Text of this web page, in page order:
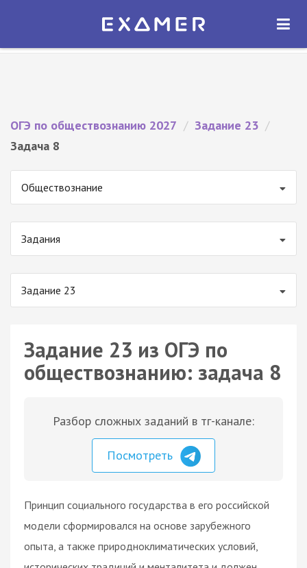
Экзамер — ЕГЭ 2027
ОТКРЫТЬ
ОГЭ по обществознанию 2027 / Задание 23 /
Задача 8
Обществознание
Задания
Задание 23
Задание 23 из ОГЭ по
обществознанию: задача 8
Разбор сложных заданий в тг-канале:
Посмотреть
Принцип социального государства в его российской
модели сформировался на основе зарубежного
опыта, а также природноклиматических условий,